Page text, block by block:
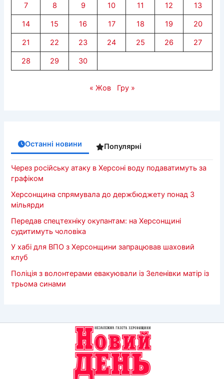
7 8 9 10 11 12 13
14 15 16 17 18 19 20
21 22 23 24 25 26 27
28 29 30
« Жов Гру »
Останні новини Популярні
Через російську атаку в Херсоні воду подаватимуть за
графіком
Херсонщина спрямувала до держбюджету понад 3
мільярди
Передав спецтехніку окупантам: на Херсонщині
судитимуть чоловіка
У хабі для ВПО з Херсонщини запрацював шаховий
клуб
Поліція з волонтерами евакуювали із Зеленівки матір із
трьома синами